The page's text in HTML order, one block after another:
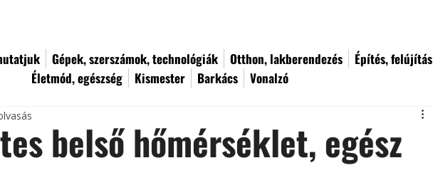
Gépek, szerszámok, technológiák Otthon, lakberendezés Építés, felújítás
Életmód, egészség
Kismester Barkács Vonalzó
belső hőmérséklet, egész